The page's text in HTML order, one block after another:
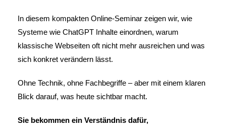
In diesem kompakten Online-Seminar zeigen wir, wie
Systeme wie ChatGPT Inhalte einordnen, warum
klassische Webseiten oft nicht mehr ausreichen und was
sich konkret verändern lässt.
Ohne Technik, ohne Fachbegriffe – aber mit einem klaren
Blick darauf, was heute sichtbar macht.
Sie bekommen ein Verständnis dafür,